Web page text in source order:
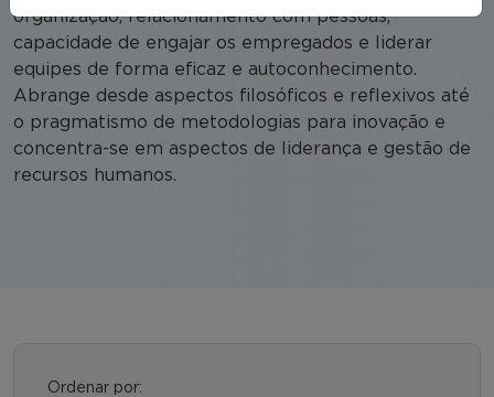
organização, relacionamento com pessoas,
capacidade de engajar os empregados e liderar
equipes de forma eficaz e autoconhecimento.
Abrange desde aspectos filosóficos e reflexivos até
o pragmatismo de metodologias para inovação e
concentra-se em aspectos de liderança e gestão de
recursos humanos.
Ordenar por: